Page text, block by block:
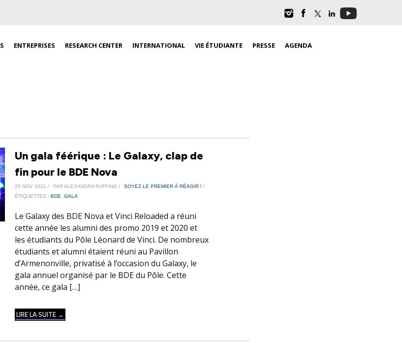
ENTREPRISES RESEARCH CENTER INTERNATIONAL VIE ÉTUDIANTE PRESSE AGENDA
Un gala féérique : Le Galaxy, clap de
fin pour le BDE Nova
25 NOV 2021 / PAR ALEXANDRA RUFFINO / SOYEZ LE PREMIER À RÉAGIR ! /
ÉTIQUETTES : BDE GALA
Le Galaxy des BDE Nova et Vinci Reloaded a réuni
cette année les alumni des promo 2019 et 2020 et
les étudiants du Pôle Léonard de Vinci. De nombreux
étudiants et alumni étaient réuni au Pavillon
d’Armenonville, privatisé à l’occasion du Galaxy, le
gala annuel organisé par le BDE du Pôle. Cette
année, ce gala […]
LIRE LA SUITE →